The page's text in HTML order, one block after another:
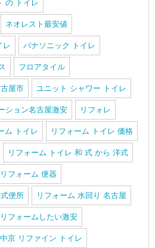
の トイレ
ネオレスト最安値
レ パナソニック トイレ
フロアタイル
屋市 ユニット シャワー トイレ
ション名古屋激安 リフォレ
ム トイレ リフォーム トイレ 価格
リフォーム トイレ 和 式 から 洋式
リフォーム 便器
便所 リフォーム 水回り 名古屋
リフォームしたい激安
中京 リファイン トイレ